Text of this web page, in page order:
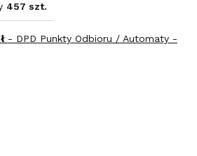
457 szt.
- DPD Punkty Odbioru / Automaty -